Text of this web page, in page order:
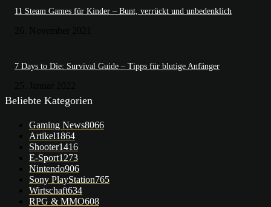
11 Steam Games für Kinder – Bunt, verrückt und unbedenklich
7 Days to Die: Survival Guide – Tipps für blutige Anfänger
Beliebte Kategorien
Gaming News8066
Artikel1864
Shooter1416
E-Sport1273
Nintendo906
Sony PlayStation765
Wirtschaft634
RPG & MMO608